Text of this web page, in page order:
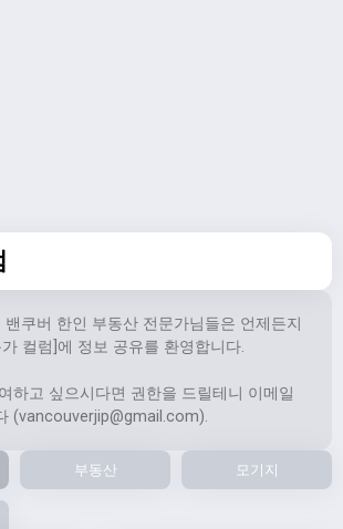
밴쿠버 한인 부동산 전문가님들은 언제든지
컬럼]에 정보 공유를 환영합니다.
하고 싶으시다면 권한을 드릴테니 이메일
(vancouverjip@gmail.com).
부동산 모기지